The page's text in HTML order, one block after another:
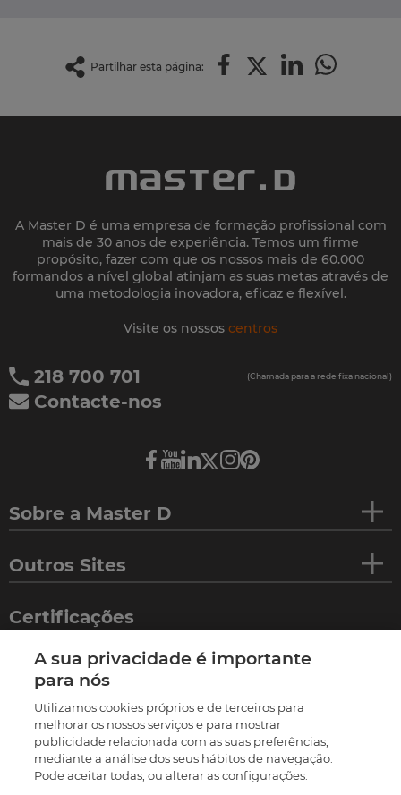
Partilhar esta página:
A Master D é uma empresa de formação profissional com
mais de 30 anos de experiência. Temos um firme
propósito, fazer com que os nossos mais de 60.000
formandos a nível global atinjam as suas metas através de
uma metodologia inovadora, eficaz e flexível.
Visite os nossos centros
218 700 701 (Chamada para a rede fixa nacional)
Contacte-nos
Sobre a Master D
Outros Sites
Certificações
A sua privacidade é importante
para nós
Utilizamos cookies próprios e de terceiros para
melhorar os nossos serviços e para mostrar
publicidade relacionada com as suas preferências,
mediante a análise dos seus hábitos de navegação.
Pode aceitar todas, ou alterar as configurações.